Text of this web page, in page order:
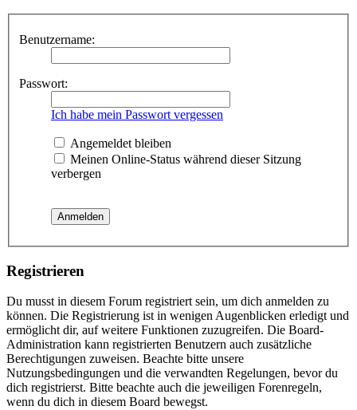
Benutzername:
Passwort:
Ich habe mein Passwort vergessen
Angemeldet bleiben
Meinen Online-Status während dieser Sitzung
verbergen
Registrieren
Du musst in diesem Forum registriert sein, um dich anmelden zu
können. Die Registrierung ist in wenigen Augenblicken erledigt und
ermöglicht dir, auf weitere Funktionen zuzugreifen. Die Board-
Administration kann registrierten Benutzern auch zusätzliche
Berechtigungen zuweisen. Beachte bitte unsere
Nutzungsbedingungen und die verwandten Regelungen, bevor du
dich registrierst. Bitte beachte auch die jeweiligen Forenregeln,
wenn du dich in diesem Board bewegst.